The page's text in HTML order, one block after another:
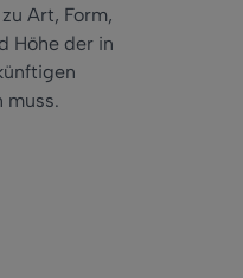
Art, Form,
Höhe der in
muss.